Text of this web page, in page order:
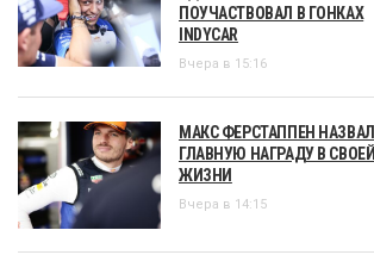
ПОУЧАСТВОВАЛ В ГОНКАХ
INDYCAR
Вчера в 15:16
МАКС ФЕРСТАППЕН НАЗВАЛ
ГЛАВНУЮ НАГРАДУ В СВОЕЙ
ЖИЗНИ
Вчера в 14:15